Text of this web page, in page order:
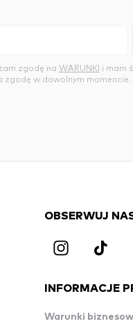
zgodę na WARUNKI i mam
w dowolnym momencie.
OBSERWUJ
INFORMACJE
Warunki